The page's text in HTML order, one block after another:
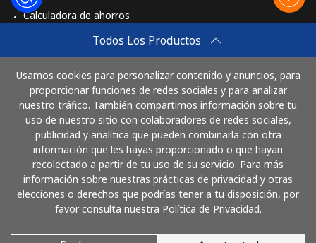
Todos Los Productos
Usamos cookies para personalizar contenido y anuncios, para
proporcionar funciones de redes sociales y para analizar
nuestro tráfico. También compartimos información sobre tu
uso de nuestro sitio con colaboradores de redes sociales,
publicidad y analítica que pueden combinarla con otra
información que les hayas proporcionado o que hayan
recolectado a partir de tu uso de su servicio. Para más
información sobre nuestras prácticas de privacidad y otras
elecciones o derechos que podrías tener a tu disposición, por
favor consulta nuestra Política de Privacidad.
Calculadora de ahorros
Cómo funciona
Paga con